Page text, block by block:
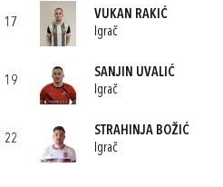
17
VUKAN RAKIĆ
Igrač
19
SANJIN UVALIĆ
Igrač
22
STRAHINJA BOŽIĆ
Igrač